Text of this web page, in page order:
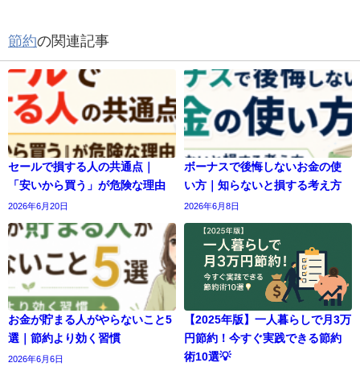
節約の関連記事
セールで損する人の共通点｜
「安いから買う」が危険な理由
2026年6月20日
ボーナスで後悔しないお金の使
い方｜知らないと損する考え方
2026年6月8日
お金が貯まる人がやらないこと5
選｜節約より効く習慣
2026年6月6日
【2025年版】一人暮らしで月3万
円節約！今すぐ実践できる節約
術10選💡